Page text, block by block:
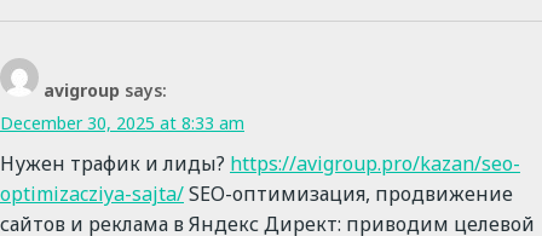
avigroup says:
December 30, 2025 at 8:33 am
Нужен трафик и лиды? https://avigroup.pro/kazan/seo-
optimizacziya-sajta/SEO-оптимизация, продвижение
сайтов и реклама в Яндекс Директ: приводим целевой